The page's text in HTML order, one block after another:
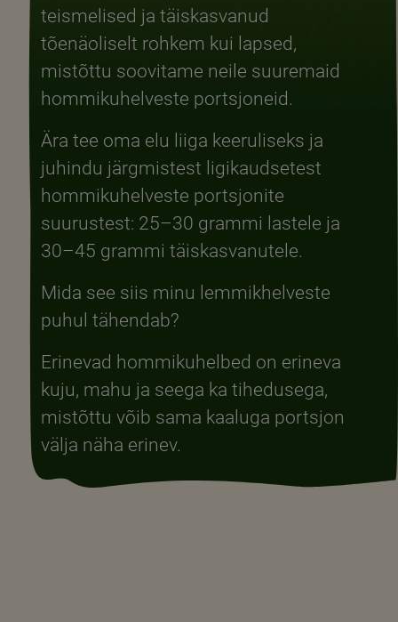
teismelised ja täiskasvanud
tõenäoliselt rohkem kui lapsed,
mistõttu soovitame neile suuremaid
hommikuhelveste portsjoneid.
Ära tee oma elu liiga keeruliseks ja
juhindu järgmistest ligikaudsetest
hommikuhelveste portsjonite
suurustest: 25–30 grammi lastele ja
30–45 grammi täiskasvanutele.
Mida see siis minu lemmikhelveste
puhul tähendab?
Erinevad hommikuhelbed on erineva
kuju, mahu ja seega ka tihedusega,
mistõttu võib sama kaaluga portsjon
välja näha erinev.